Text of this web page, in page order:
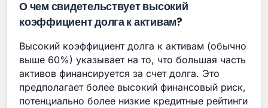
О чем свидетельствует высокий
коэффициент долга к активам?
Высокий коэффициент долга к активам (обычно
выше 60%) указывает на то, что большая часть
активов финансируется за счет долга. Это
предполагает более высокий финансовый риск,
потенциально более низкие кредитные рейтинги